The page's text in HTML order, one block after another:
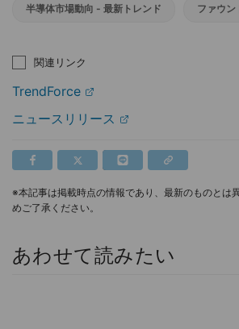
半導体市場動向 - 最新トレンド ファウン
関連リンク
TrendForce
ニュースリリース
※本記事は掲載時点の情報であり、最新のものとは
めご了承ください。
あわせて読みたい